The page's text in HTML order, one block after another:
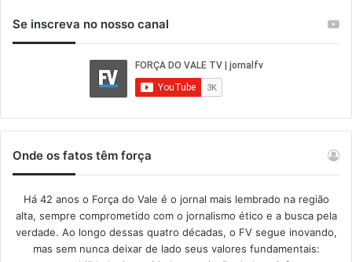
Se inscreva no nosso canal
Onde os fatos têm força
Há 42 anos o Força do Vale é o jornal mais lembrado na região
alta, sempre comprometido com o jornalismo ético e a busca pela
verdade. Ao longo dessas quatro décadas, o FV segue inovando,
mas sem nunca deixar de lado seus valores fundamentais: